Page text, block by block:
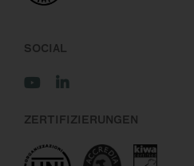
SOCIAL
ZERTIFIZIERUNGEN